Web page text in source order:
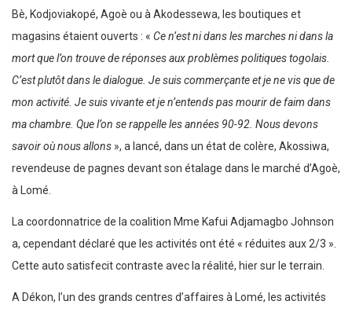
Bè, Kodjoviakopé, Agoè ou à Akodessewa, les boutiques et
magasins étaient ouverts : « Ce n’est ni dans les marches ni dans la
mort que l’on trouve de réponses aux problèmes politiques togolais.
C’est plutôt dans le dialogue. Je suis commerçante et je ne vis que de
mon activité. Je suis vivante et je n’entends pas mourir de faim dans
ma chambre. Que l’on se rappelle les années 90-92. Nous devons
savoir où nous allons », a lancé, dans un état de colère, Akossiwa,
revendeuse de pagnes devant son étalage dans le marché d’Agoè,
à Lomé.
La coordonnatrice de la coalition Mme Kafui Adjamagbo Johnson
a, cependant déclaré que les activités ont été « réduites aux 2/3 ».
Cette auto satisfecit contraste avec la réalité, hier sur le terrain.
A Dékon, l’un des grands centres d’affaires à Lomé, les activités